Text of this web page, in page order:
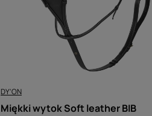
DY'ON
Miękki wytok Soft leather BIB